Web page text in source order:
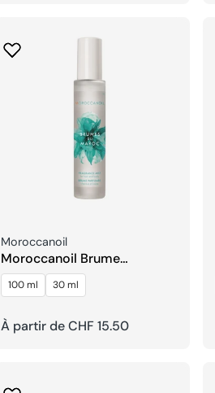
Fournisseur:
Moroccanoil
Moroccanoil Brume
Parfumée pour Cheveux et
Corps
100 ml 30 ml
Prix
À partir de CHF 15.50